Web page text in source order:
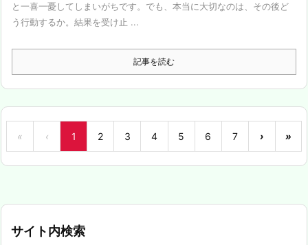
と一喜一憂してしまいがちです。でも、本当に大切なのは、その後ど
う行動するか。結果を受け止 ...
記事を読む
« ‹ 1 2 3 4 5 6 7 › »
サイト内検索